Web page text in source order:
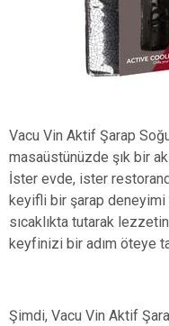
Vacu Vin Aktif Şarap
masaüstünüzde şık bir
İster evde, ister
keyifli bir şarap
sıcaklıkta tutarak
keyfinizi bir adım öteye
Şimdi, Vacu Vin Aktif